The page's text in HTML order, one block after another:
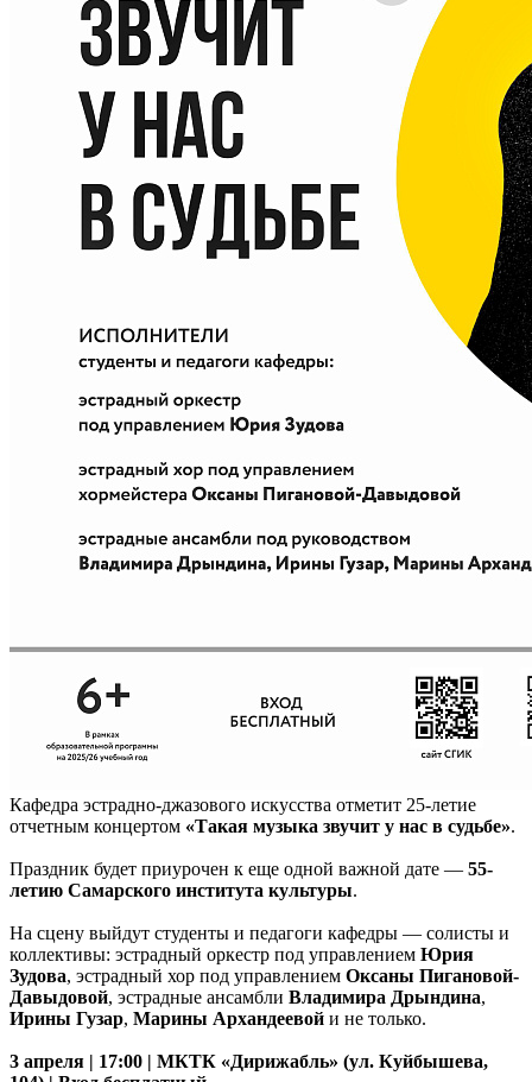
Кафедра эстрадно-джазового искусства отметит 25-летие
отчетным концертом «Такая музыка звучит у нас в судьбе».
Праздник будет приурочен к еще одной важной дате — 55-
летию Самарского института культуры.
На сцену выйдут студенты и педагоги кафедры — солисты и
коллективы: эстрадный оркестр под управлением Юрия
Зудова, эстрадный хор под управлением Оксаны Пигановой-
Давыдовой, эстрадные ансамбли Владимира Дрындина,
Ирины Гузар, Марины Архандеевой и не только.
3 апреля | 17:00 | МКТК «Дирижабль» (ул. Куйбышева,